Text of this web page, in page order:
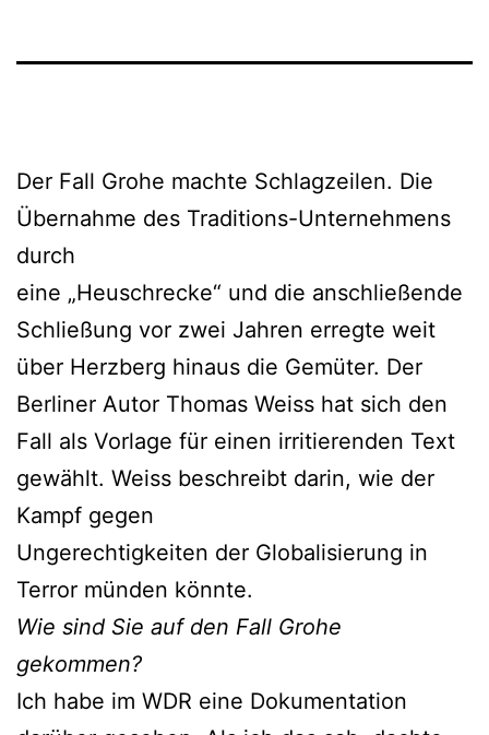
Der Fall Grohe machte Schlagzeilen. Die
Übernahme des Traditions-Unternehmens
durch
eine „Heuschrecke“ und die anschließende
Schließung vor zwei Jahren erregte weit
über Herzberg hinaus die Gemüter. Der
Berliner Autor Thomas Weiss hat sich den
Fall als Vorlage für einen irritierenden Text
gewählt. Weiss beschreibt darin, wie der
Kampf gegen
Ungerechtigkeiten der Globalisierung in
Terror münden könnte.
Wie sind Sie auf den Fall Grohe
gekommen?
Ich habe im WDR eine Dokumentation